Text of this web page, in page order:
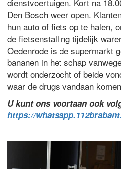
dienstvoertuigen. Kort na
Den Bosch weer open.
hun auto of fiets op te halen,
de fietsenstalling tijdelijk
Oedenrode is de supermarkt
bananen in het schap
wordt onderzocht of beide
waar de drugs vandaan
U kunt ons voortaan ook
https://